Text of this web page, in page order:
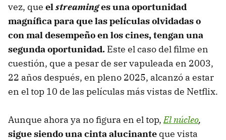
vez, que elstreaminges una oportunidad
magnífica para que las películas olvidadas o
con mal desempeño en los cines, tengan una
segunda oportunidad. Este el caso del filme en
cuestión, que a pesar de ser vapuleada en 2003,
22 años después, en pleno 2025, alcanzó a estar
en el top 10 de las películas más vistas de Netflix.
Aunque ahora ya no figura en el top,El núcleo,
sigue siendo una cinta alucinante que vista